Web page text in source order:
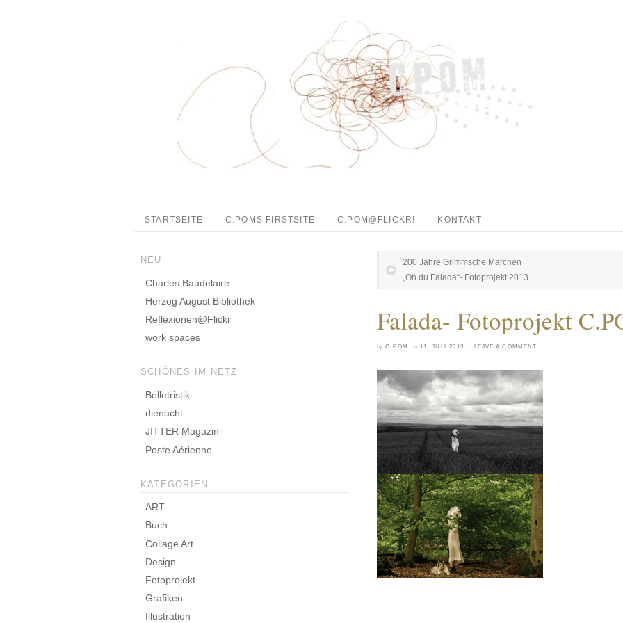
STARTSEITE C.POMS FIRSTSITE C.POM@FLICKR! KONTAKT
200 Jahre Grimmsche Märchen
„Oh du Falada“- Fotoprojekt 2013
Falada- Fotoprojekt
by C.POM on 11. JULI 2013 · LEAVE A COMMENT
NEU
Charles Baudelaire
Herzog August Bibliothek
Reflexionen@Flickr
work spaces
SCHÖNES IM NETZ
Belletristik
dienacht
JITTER Magazin
Poste Aérienne
KATEGORIEN
ART
Buch
Collage Art
Design
Fotoprojekt
Grafiken
Illustration